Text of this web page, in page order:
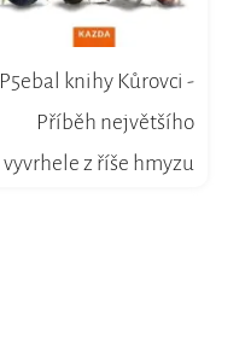
P5ebal knihy Kůrovci -
Příběh největšího
vyvrhele z říše hmyzu